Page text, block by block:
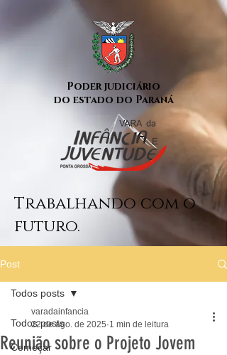
Poder judiciário
do estado do Paraná
Trabalhando com o
futuro.
Post
Todos posts
Começar
Todos posts
Reunião sobre o Projeto Jovem
varadainfancia
22 de ago. de 2025 1 min de leitura